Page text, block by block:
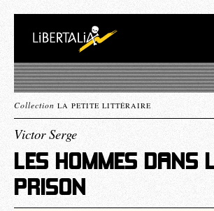
Collection LA PETITE LITTÉRAIRE
Victor Serge
LES HOMMES DANS
PRISON